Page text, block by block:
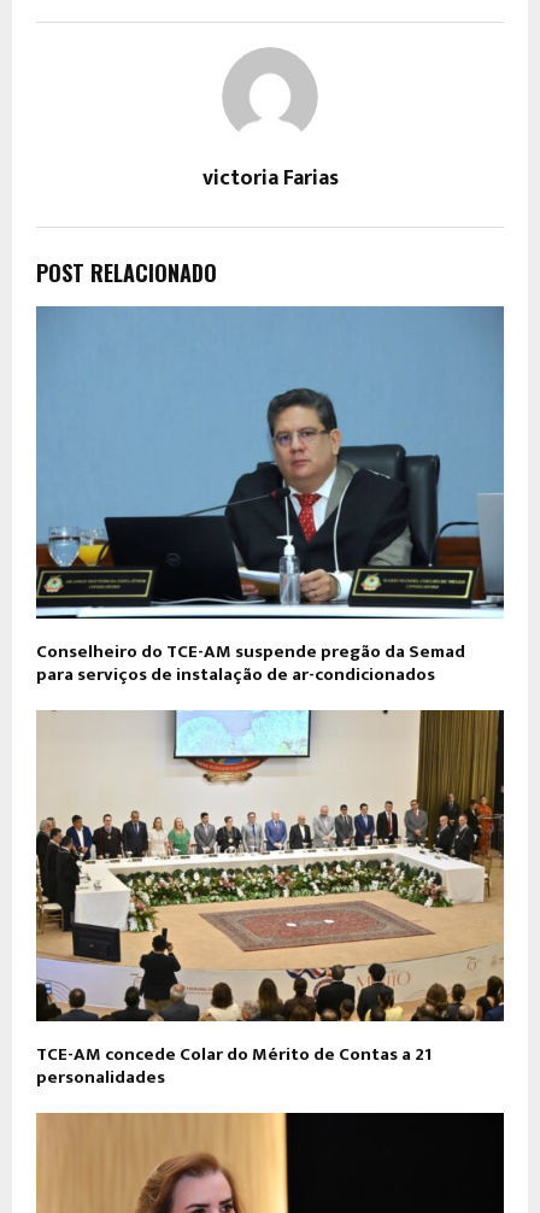
victoria Farias
POST RELACIONADO
​Conselheiro do TCE-AM suspende pregão da Semad
para serviços de instalação de ar-condicionados
​TCE-AM concede Colar do Mérito de Contas a 21
personalidades